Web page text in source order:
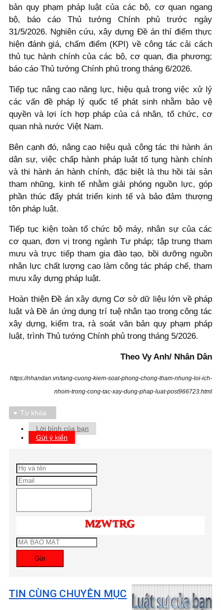
bản quy phạm pháp luật của các bộ, cơ quan ngang
bộ, báo cáo Thủ tướng Chính phủ trước ngày
31/5/2026. Nghiên cứu, xây dựng Đề án thí điểm thực
hiện đánh giá, chấm điểm (KPI) về công tác cải cách
thủ tục hành chính của các bộ, cơ quan, địa phương;
báo cáo Thủ tướng Chính phủ trong tháng 6/2026.
Tiếp tục nâng cao năng lực, hiệu quả trong việc xử lý
các vấn đề pháp lý quốc tế phát sinh nhằm bảo vệ
quyền và lợi ích hợp pháp của cá nhân, tổ chức, cơ
quan nhà nước Việt Nam.
Bên cạnh đó, nâng cao hiệu quả công tác thi hành án
dân sự, việc chấp hành pháp luật tố tụng hành chính
và thi hành án hành chính, đặc biệt là thu hồi tài sản
tham nhũng, kinh tế nhằm giải phóng nguồn lực, góp
phần thúc đẩy phát triển kinh tế và bảo đảm thượng
tôn pháp luật.
Tiếp tục kiện toàn tổ chức bộ máy, nhân sự của các
cơ quan, đơn vị trong ngành Tư pháp; tập trung tham
mưu và trực tiếp tham gia đào tạo, bồi dưỡng nguồn
nhân lực chất lượng cao làm công tác pháp chế, tham
mưu xây dựng pháp luật.
Hoàn thiện Đề án xây dựng Cơ sở dữ liệu lớn về pháp
luật và Đề án ứng dụng trí tuệ nhân tạo trong công tác
xây dựng, kiểm tra, rà soát văn bản quy phạm pháp
luật, trình Thủ tướng Chính phủ trong tháng 5/2026.
Theo Vy Anh/ Nhân Dân
https://nhandan.vn/tang-cuong-kiem-soat-phong-chong-tham-nhung-loi-ich-
nhom-trong-cong-tac-xay-dung-phap-luat-post966723.html
Từ khóa
Lời bình của bạn
Gửi ý kiến
Gửi
TIN CÙNG CHUYÊN MỤC